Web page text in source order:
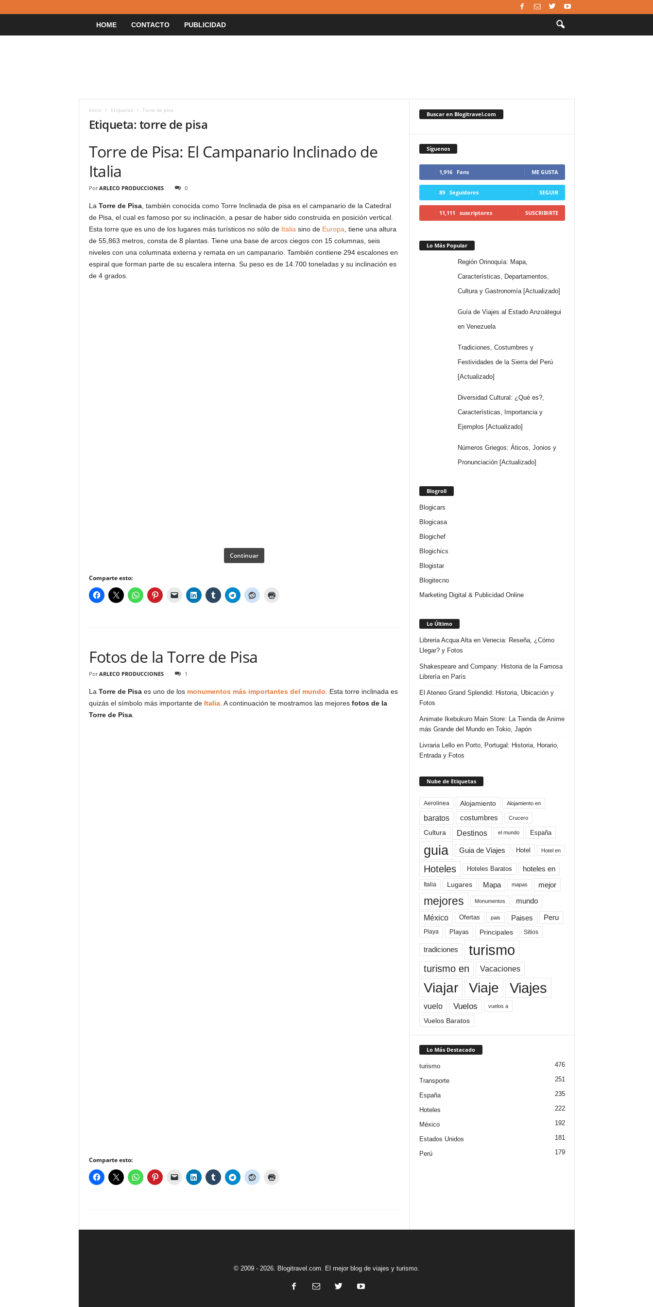
HOME CONTACTO PUBLICIDAD
Inicio Etiquetas Torre de pisa
Etiqueta: torre de pisa
Torre de Pisa: El Campanario Inclinado de
Italia
Por ARLECO PRODUCCIONES 0
La Torre de Pisa, también conocida como Torre Inclinada de pisa es el campanario de la Catedral
de Pisa, el cual es famoso por su inclinación, a pesar de haber sido construida en posición vertical.
Esta torre que es uno de los lugares más turísticos no sólo de Italia sino de Europa , tiene una altura
de 55,863 metros, consta de 8 plantas. Tiene una base de arcos ciegos con 15 columnas, seis
niveles con una columnata externa y remata en un campanario. También contiene 294 escalones en
espiral que forman parte de su escalera interna. Su peso es de 14.700 toneladas y su inclinación es
de 4 grados.
Continuar
Comparte esto:
Fotos de la Torre de Pisa
Por ARLECO PRODUCCIONES 1
La Torre de Pisaes uno de los monumentos más importantes del mundo . Esta torre inclinada es
quizás el símbolo más importante de Italia. A continuación te mostramos las mejores fotos de la
Torre de Pisa.
Comparte esto:
Buscar en Blogitravel.com
Síguenos
1,916 Fans ME GUSTA
89 Seguidores SEGUIR
11,111 suscriptores SUSCRIBIRTE
Lo Más Popular
Región Orinoquía: Mapa,
Características, Departamentos,
Cultura y Gastronomía [Actualizado]
Guía de Viajes al Estado Anzoátegui
en Venezuela
Tradiciones, Costumbres y
Festividades de la Sierra del Perú
[Actualizado]
Diversidad Cultural: ¿Qué es?,
Características, Importancia y
Ejemplos [Actualizado]
Números Griegos: Áticos, Jonios y
Pronunciación [Actualizado]
Blogroll
Blogicars
Blogicasa
Blogichef
Blogichics
Blogistar
Blogitecno
Marketing Digital & Publicidad Online
Lo Último
Libreria Acqua Alta en Venecia: Reseña, ¿Cómo
Llegar? y Fotos
Shakespeare and Company: Historia de la Famosa
Librería en París
El Ateneo Grand Splendid: Historia, Ubicación y
Fotos
Animate Ikebukuro Main Store: La Tienda de Anime
más Grande del Mundo en Tokio, Japón
Livraria Lello en Porto, Portugal: Historia, Horario,
Entrada y Fotos
Nube de Etiquetas
Aerolinea Alojamiento Alojamiento en
baratos costumbres Crucero
Cultura Destinos el mundo España
guia Guia de Viajes Hotel Hotel en
Hoteles Hoteles Baratos hoteles en
Italia Lugares Mapa mapas mejor
mejores Monumentos mundo
México Ofertas pais Paises Peru
Playa Playas Principales Sitios
tradiciones turismo
turismo en Vacaciones
Viajar Viaje Viajes
vuelo Vuelos vuelos a
Vuelos Baratos
Lo Más Destacado
turismo 476
Transporte 251
España 235
Hoteles 222
México 192
Estados Unidos 181
Perú 179
© 2009 - 2026. Blogitravel.com. El mejor blog de viajes y turismo.